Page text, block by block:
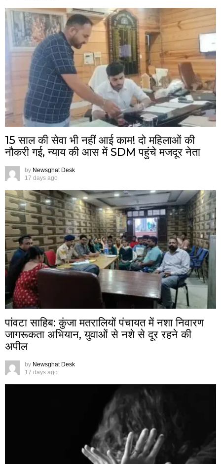
15 साल की सेवा भी नहीं आई काम! दो महिलाओं की
नौकरी गई, न्याय की आस में SDM पहुंचे मजदूर नेता
by Newsghat Desk
17 days ago
पांवटा साहिब: कुंजा मतरालियों पंचायत में नशा निवारण
जागरूकता अभियान, युवाओं से नशे से दूर रहने की
अपील
by Newsghat Desk
17 days ago